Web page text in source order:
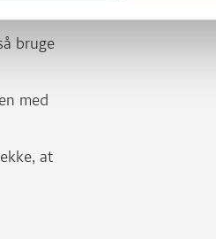
bruge
med
at